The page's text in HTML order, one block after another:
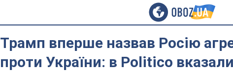
Трамп вперше назвав Росію
проти України: в Politico